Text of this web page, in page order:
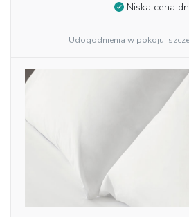
Niska cena
Udogodnienia w pokoju,